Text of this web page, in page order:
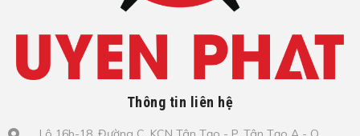
Thông tin liên hệ